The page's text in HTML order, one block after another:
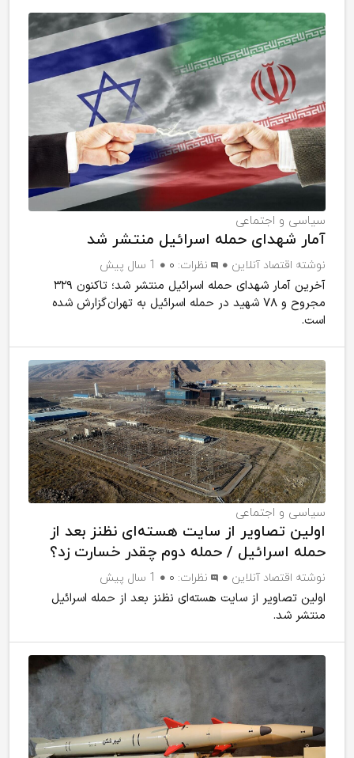
سیاسی و اجتماعی
آمار شهدای حمله اسرائیل منتشر شد
نوشته اقتصاد آنلاین نظرات: ۰ 1 سال پیش
آخرین آمار شهدای حمله اسرائیل منتشر شد؛ تاکنون ۳۲۹
مجروح و ۷۸ شهید در حمله اسرائیل به تهران گزارش شده
است.
سیاسی و اجتماعی
اولین تصاویر از سایت هسته‌ای نظنز بعد از
حمله اسرائیل / حمله دوم چقدر خسارت زد؟
نوشته اقتصاد آنلاین نظرات: ۰ 1 سال پیش
اولین تصاویر از سایت هسته‌ای نظنز بعد از حمله اسرائیل
منتشر شد.